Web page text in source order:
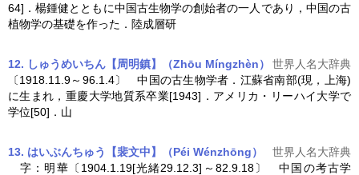
64]．楊鍾健とともに中国古生物学の創始者の一人であり，中国の古
植物学の基礎を作った．陸成層研
12. しゅうめいちん 【周明鎮】（Zhōu Míngzhèn）
世界人名大辞典
〔1918.11.9～96.1.4〕 中国の古生物学者．江蘇省南部(現，上海)
に生まれ，重慶大学地質系卒業[1943]．アメリカ・リーハイ大学で
学位[50]．山
13. はいぶんちゅう 【裴文中】（Péi Wénzhōng）
世界人名大辞典
字：明華〔1904.1.19[光緒29.12.3]～82.9.18〕 中国の考古学